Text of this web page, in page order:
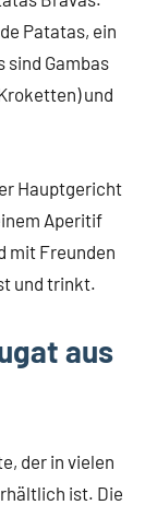
Patatas, ein
Gambas
und
Hauptgericht
Aperitif
mit Freunden
und trinkt.
aus
der in vielen
ist. Die